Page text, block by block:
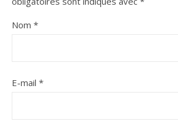
Nom *
E-mail *